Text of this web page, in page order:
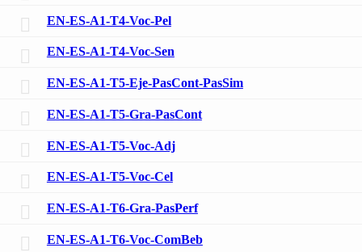
EN-ES-A1-T4-Voc-Pel
EN-ES-A1-T4-Voc-Sen
EN-ES-A1-T5-Eje-PasCont-PasSim
EN-ES-A1-T5-Gra-PasCont
EN-ES-A1-T5-Voc-Adj
EN-ES-A1-T5-Voc-Cel
EN-ES-A1-T6-Gra-PasPerf
EN-ES-A1-T6-Voc-ComBeb